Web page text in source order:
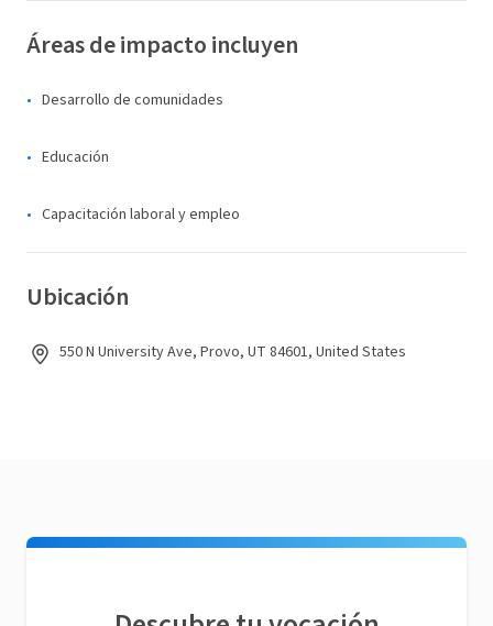
Áreas de impacto incluyen
Desarrollo de comunidades
Educación
Capacitación laboral y empleo
Ubicación
550 N University Ave, Provo, UT 84601, United States